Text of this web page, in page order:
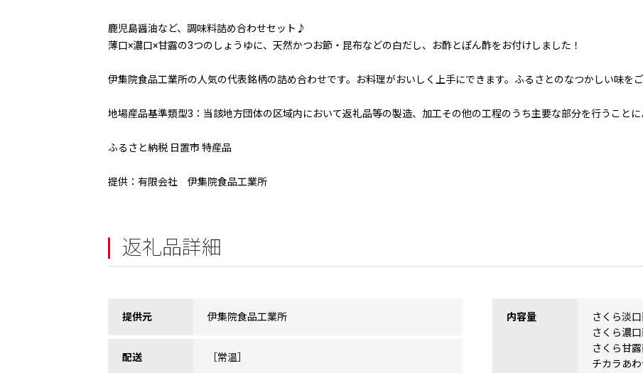
鹿児島醤油など、調味料詰め合わせセット♪
薄口×濃口×甘露の3つのしょうゆに、天然かつお節・昆布などの白だし、お酢とぽん酢をお付けしました！
伊集院食品工業所の人気の代表銘柄の詰め合わせです。お料理がおいしく上手にできます。ふるさとのなつかしい味をご
地場産品基準類型3：当該地方団体の区域内において返礼品等の製造、加工その他の工程のうち主要な部分を行うことに
ふるさと納税 日置市 特産品
提供：有限会社 伊集院食品工業所
返礼品詳細
提供元 伊集院食品工業所
配送 ［常温］
内容量
さくら淡
さくら濃
さくら甘
チカラあ